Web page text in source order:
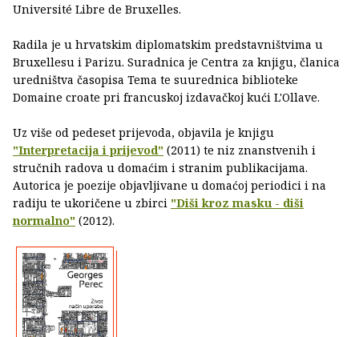
Université Libre de Bruxelles.
Radila je u hrvatskim diplomatskim predstavništvima u
Bruxellesu i Parizu. Suradnica je Centra za knjigu, članica
uredništva časopisa Tema te suurednica biblioteke
Domaine croate pri francuskoj izdavačkoj kući L'Ollave.
Uz više od pedeset prijevoda, objavila je knjigu
"Interpretacija i prijevod" (2011) te niz znanstvenih i
stručnih radova u domaćim i stranim publikacijama.
Autorica je poezije objavljivane u domaćoj periodici i na
radiju te ukoričene u zbirci "Diši kroz masku - diši
normalno" (2012).